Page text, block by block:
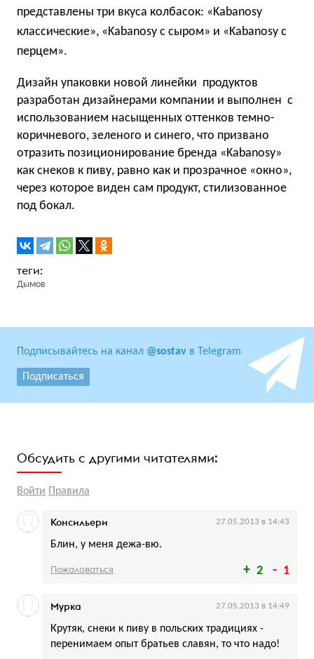
представлены три вкуса колбасок: «Kabanosy
классические», «Kabanosy с сыром» и «Kabanosy с
перцем».
Дизайн упаковки новой линейки продуктов
разработан дизайнерами компании и выполнен с
использованием насыщенных оттенков темно-
коричневого, зеленого и синего, что призвано
отразить позиционирование бренда «Kabanosy»
как снеков к пиву, равно как и прозрачное «окно»,
через которое виден сам продукт, стилизованное
под бокал.
Дымов
Подписывайтесь на канал @sostav в Telegram
Подписаться
Обсудить с другими читателями:
Войти Правила
2 1
Блин, у меня дежа-вю.
Консильери 27.05.2013 в 14:43
Пожаловаться
Крутяк, снеки к пиву в польских традициях -
перенимаем опыт братьев славян, то что надо!
Мурка 27.05.2013 в 14:49